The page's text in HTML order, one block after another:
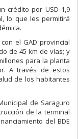
crédito por USD 1,9
lo que les permitirá
el GAD provincial
de 45 km de vías; y
para la planta
A través de estos
de los habitantes
de Saraguro
de la terminal
del BDE